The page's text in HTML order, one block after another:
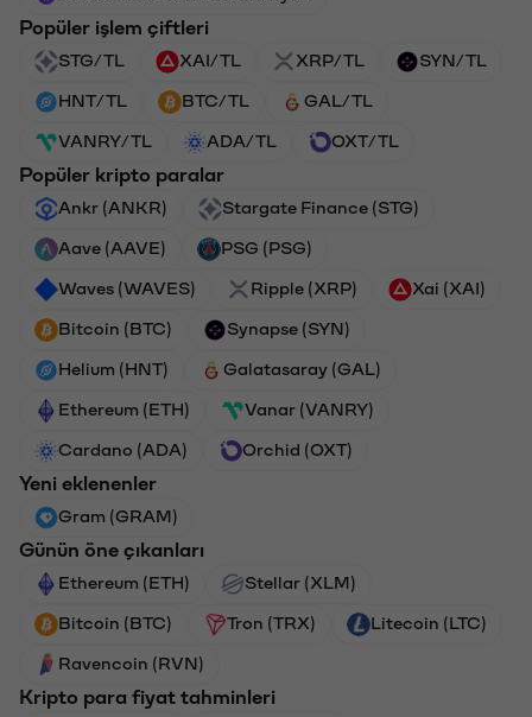
Popüler işlem çiftleri
STG/TL XAI/TL XRP/TL SYN/TL
HNT/TL BTC/TL GAL/TL
VANRY/TL ADA/TL OXT/TL
Popüler kripto paralar
Ankr (ANKR) Stargate Finance (STG)
Aave (AAVE) PSG (PSG)
Waves (WAVES) Ripple (XRP) Xai (XAI)
Bitcoin (BTC) Synapse (SYN)
Helium (HNT) Galatasaray (GAL)
Ethereum (ETH) Vanar (VANRY)
Cardano (ADA) Orchid (OXT)
Yeni eklenenler
Gram (GRAM)
Günün öne çıkanları
Ethereum (ETH) Stellar (XLM)
Bitcoin (BTC) Tron (TRX) Litecoin (LTC)
Ravencoin (RVN)
Kripto para fiyat tahminleri